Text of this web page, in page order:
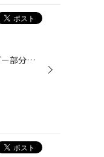
皆様こんにちは（･`ー･´）v 本日はタイヤ交換のご紹介です。 タイヤショルダー部分を点検させて頂くと、ヒビ割れが確認出来ました。 また、下の赤丸で囲んだ部分はタイヤ一周に渡ってヒビ割れが確認出来ました。 あまり乗ることがなく、10年近くご所有とのことながら走行距離は約2万キロ台! タイヤ...